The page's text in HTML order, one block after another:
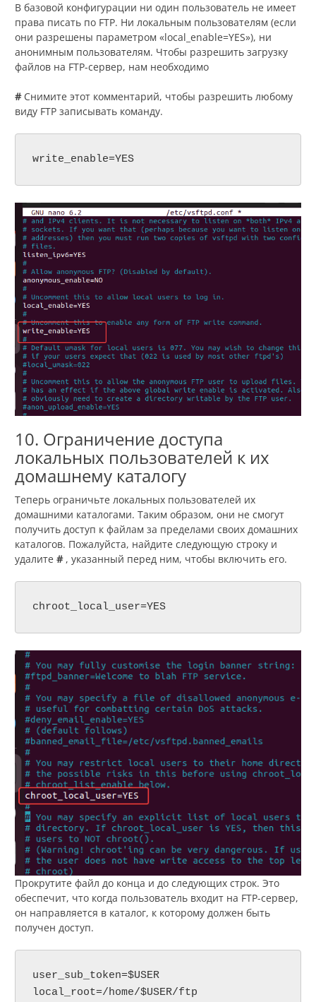
В базовой конфигурации ни один пользователь не имеет
права писать по FTP. Ни локальным пользователям (если
они разрешены параметром «local_enable=YES»), ни
анонимным пользователям. Чтобы разрешить загрузку
файлов на FTP-сервер, нам необходимо
#Снимите этот комментарий, чтобы разрешить любому
виду FTP записывать команду.
write_enable=YES
10. Ограничение доступа
локальных пользователей к их
домашнему каталогу
Теперь ограничьте локальных пользователей их
домашними каталогами. Таким образом, они не смогут
получить доступ к файлам за пределами своих домашних
каталогов. Пожалуйста, найдите следующую строку и
удалите # , указанный перед ним, чтобы включить его.
chroot_local_user=YES
Прокрутите файл до конца и до следующих строк. Это
обеспечит, что когда пользователь входит на FTP-сервер,
он направляется в каталог, к которому должен быть
получен доступ.
user_sub_token=$USER
local_root=/home/$USER/ftp